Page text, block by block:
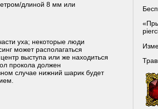
длиной 8 мм или
уха; некоторые люди
может располагаться
выступа или же находиться
прокола должен
случае нижний шарик будет